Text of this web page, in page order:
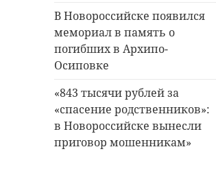
В Новороссийске появился
мемориал в память о
погибших в Архипо-
Осиповке
«843 тысячи рублей за
«спасение родственников»:
в Новороссийске вынесли
приговор мошенникам»